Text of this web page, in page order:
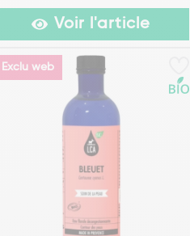
Voir l'article
Exclu web